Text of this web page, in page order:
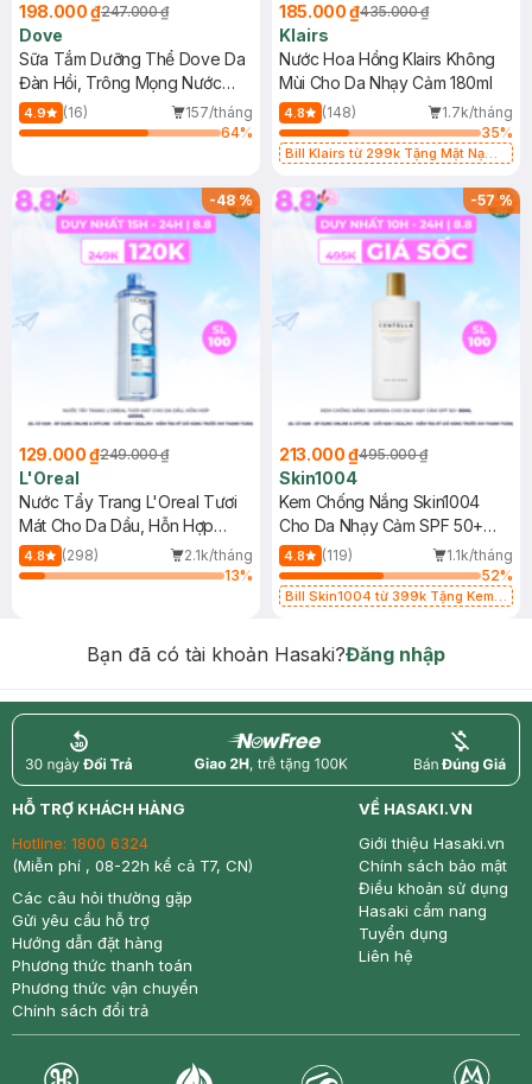
198.000 ₫247.000 ₫
Dove
Sữa Tắm Dưỡng Thể Dove Da
Đàn Hồi, Trông Mọng Nước
900g
4.9 (16)
157/tháng
64%
185.000 ₫435.000 ₫
Klairs
Nước Hoa Hồng Klairs Không
Mùi Cho Da Nhạy Cảm 180ml
4.8 (148)
1.7k/tháng
35%
Bill Klairs từ 299k Tặng Mặt Nạ
25ml (SL Có Hạn)
-48%
129.000 ₫249.000 ₫
L'Oreal
Nước Tẩy Trang L'Oreal Tươi
Mát Cho Da Dầu, Hỗn Hợp
400ml
4.8 (298)
2.1k/tháng
13%
-57%
213.000 ₫495.000 ₫
Skin1004
Kem Chống Nắng Skin1004
Cho Da Nhạy Cảm SPF 50+
50ml
4.8 (119)
1.1k/tháng
52%
Bill Skin1004 từ 399k Tặng Kem
Bạn đã có tài khoản Hasaki?Đăng nhập
return nowfree price
HỖ TRỢ KHÁCH HÀNG
Hotline: 1800 6324
(Miễn phí , 08-22h kể cả T7, CN)
Các câu hỏi thường gặp
Gửi yêu cầu hỗ trợ
Hướng dẫn đặt hàng
Phương thức thanh toán
Phương thức vận chuyển
Chính sách đổi trả
VỀ HASAKI.VN
Giới thiệu Hasaki.vn
Chính sách bảo mật
Điều khoản sử dụng
Hasaki cẩm nang
Tuyển dụng
Liên hệ